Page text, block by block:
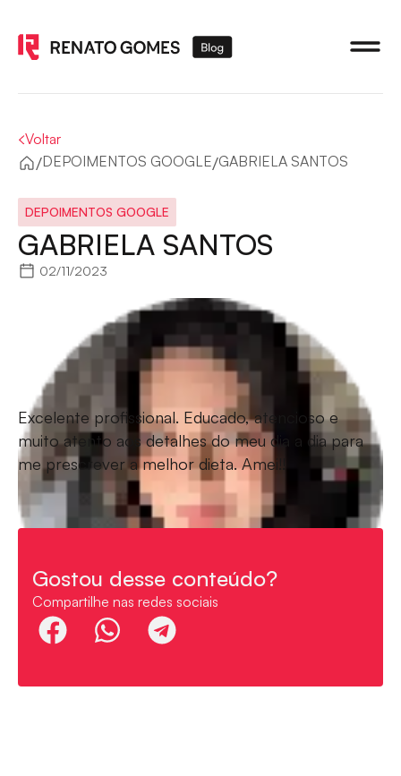
/DEPOIMENTOS GOOGLE/GABRIELA SANTOS
Voltar
DEPOIMENTOS GOOGLE
GABRIELA SANTOS
02/11/2023
Excelente profissional. Educado, atencioso e
muito atento aos detalhes do meu dia a dia para
me prescrever a melhor dieta. Amei!!
Gostou desse conteúdo?
Compartilhe nas redes sociais